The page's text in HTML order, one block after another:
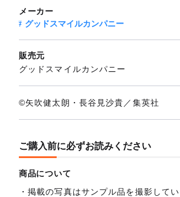
メーカー
グッドスマイルカンパニー
販売元
グッドスマイルカンパニー
©矢吹健太朗・長谷見沙貴／集英社
ご購入前に必ずお読みください
商品について
掲載の写真はサンプル品を撮影して